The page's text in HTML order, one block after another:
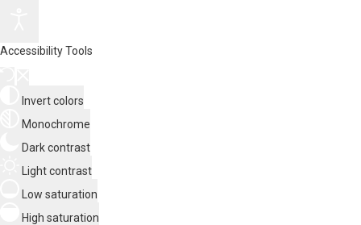
Accessibility Tools
Invert colors
Monochrome
Dark contrast
Light contrast
Low saturation
High saturation